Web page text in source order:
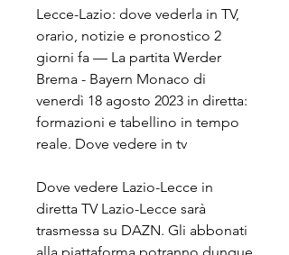
Lecce-Lazio: dove vederla in TV,
orario, notizie e pronostico 2
giorni fa — La partita Werder
Brema - Bayern Monaco di
venerdì 18 agosto 2023 in diretta:
formazioni e tabellino in tempo
reale. Dove vedere in tv
Dove vedere Lazio-Lecce in
diretta TV Lazio-Lecce sarà
trasmessa su DAZN. Gli abbonati